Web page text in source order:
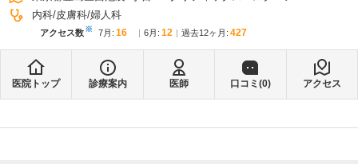
内科 皮膚科 婦人科
アクセス数※ 7月 : 16 6月 : 12 過去12ヶ月: 427
医院トップ 診療案内 医師 口コミ(0) アクセス